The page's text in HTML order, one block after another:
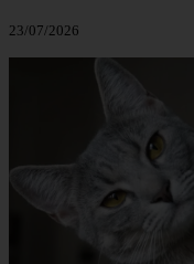
23/07/2026